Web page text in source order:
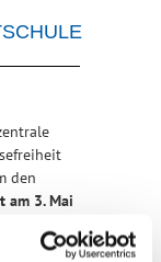
den
am 3. Mai